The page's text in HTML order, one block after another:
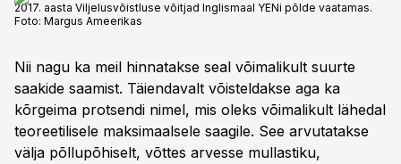
2017. aasta Viljelusvõistluse võitjad Inglismaal YENi põlde vaatamas.
Foto: Margus Ameerikas
Nii nagu ka meil hinnatakse seal võimalikult suurte
saakide saamist. Täiendavalt võisteldakse aga ka
kõrgeima protsendi nimel, mis oleks võimalikult lähedal
teoreetilisele maksimaalsele saagile. See arvutatakse
välja põllupõhiselt, võttes arvesse mullastiku,